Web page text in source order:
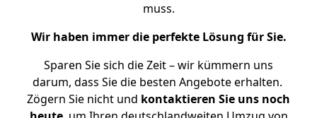
muss.
Wir haben immer die perfekte Lösung für Sie.
Sparen Sie sich die Zeit – wir kümmern uns
darum, dass Sie die besten Angebote erhalten.
Zögern Sie nicht und kontaktieren Sie uns noch